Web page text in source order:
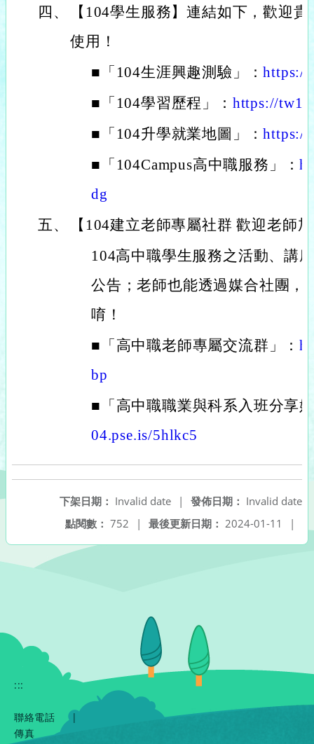
四、
【104學生服務】連結如下，歡迎
使用！
■「104生涯興趣測驗」：https://
■「104學習歷程」： https://
■「104升學就業地圖」：https://
■「104Campus高中職服務」：
dg
五、
【104建立老師專屬社群 歡迎老師
104高中職學生服務之活動、講
公告；老師也能透過媒合社團，
唷！
■「高中職老師專屬交流群」：
bp
■「高中職職業與科系入班分享
04.pse.is/5hlkc5
發佈日期： Invalid date
下架日期： Invalid date
|
最後更新日期： 2024-01-11 |
點閱數： 752 |
:::
聯絡電話
|
傳真